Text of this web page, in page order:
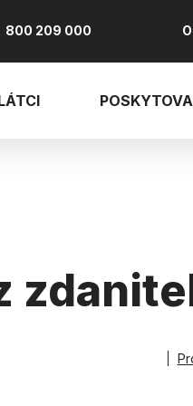
800 209 000